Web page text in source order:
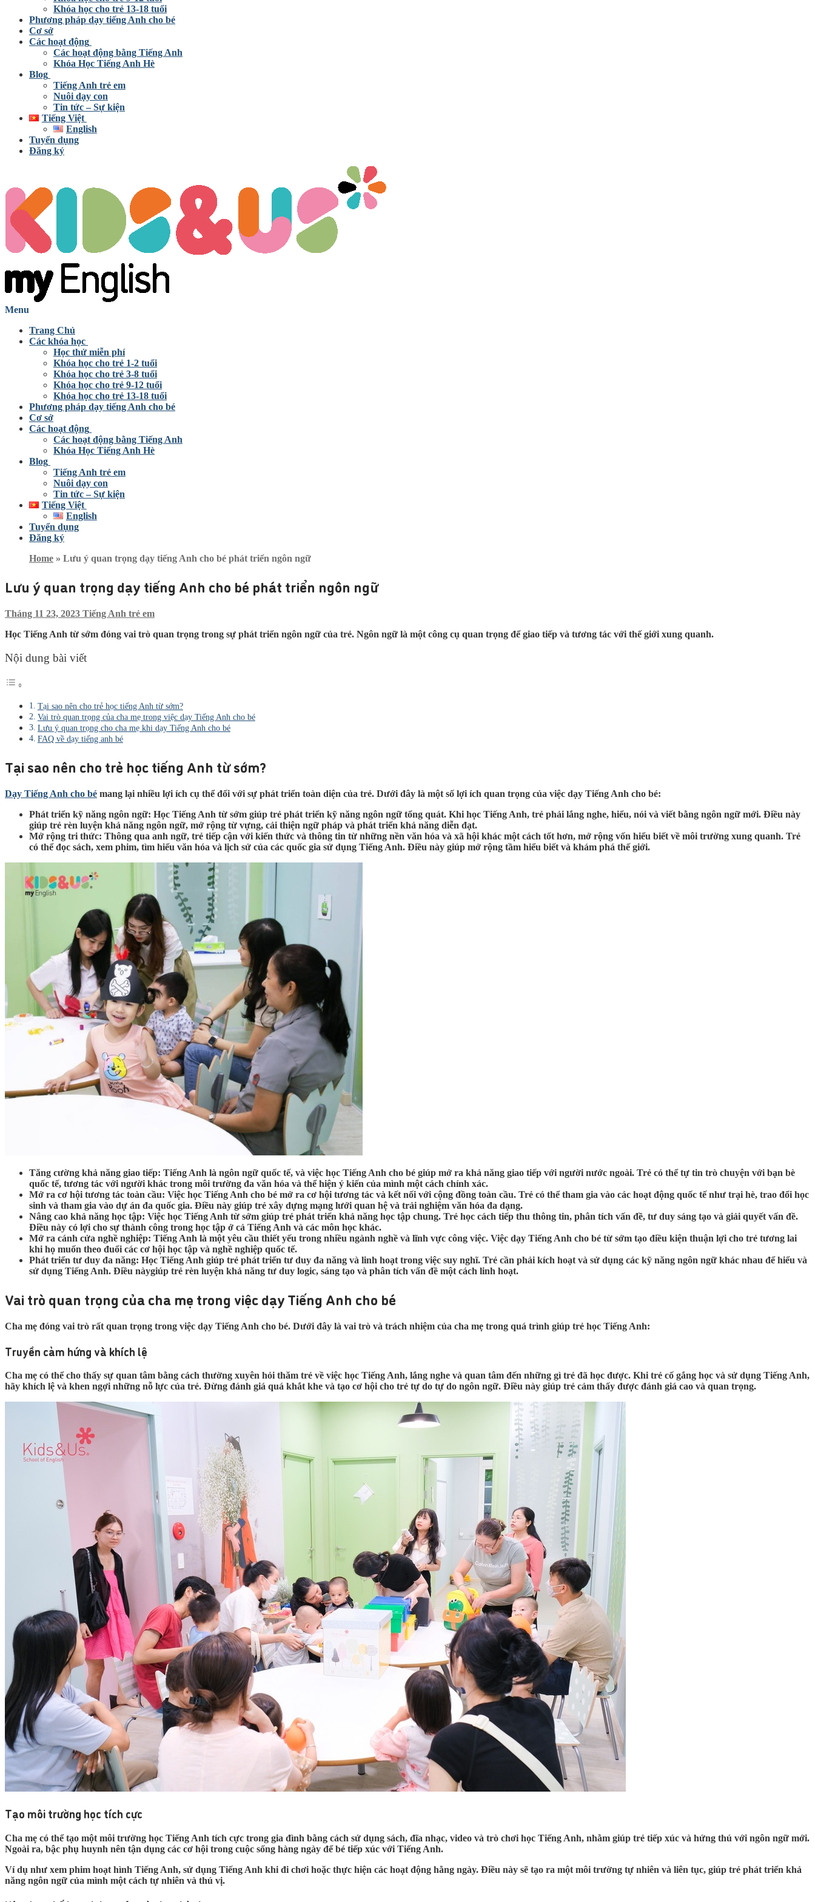
Khóa học cho trẻ 13-18 tuổi
Phương pháp dạy tiếng Anh cho bé
Cơ sở
Các hoạt động
Các hoạt động bằng Tiếng Anh
Khóa Học Tiếng Anh Hè
Blog
Tiếng Anh trẻ em
Nuôi dạy con
Tin tức – Sự kiện
Tiếng Việt
English
Tuyển dụng
Đăng ký
Menu
Trang Chủ
Các khóa học
Học thử miễn phí
Khóa học cho trẻ 1-2 tuổi
Khóa học cho trẻ 3-8 tuổi
Khóa học cho trẻ 9-12 tuổi
Khóa học cho trẻ 13-18 tuổi
Phương pháp dạy tiếng Anh cho bé
Cơ sở
Các hoạt động
Các hoạt động bằng Tiếng Anh
Khóa Học Tiếng Anh Hè
Blog
Tiếng Anh trẻ em
Nuôi dạy con
Tin tức – Sự kiện
Tiếng Việt
English
Tuyển dụng
Đăng ký
Home » Lưu ý quan trọng dạy tiếng Anh cho bé phát triển ngôn ngữ
Lưu ý quan trọng dạy tiếng Anh cho bé phát triển ngôn ngữ
Tháng 11 23, 2023 Tiếng Anh trẻ em
Học Tiếng Anh từ sớm đóng vai trò quan trọng trong sự phát triển ngôn ngữ của trẻ. Ngôn ngữ là một công cụ quan trọng để giao tiếp và tương tác với thế giới xung quanh.
Nội dung bài viết
Tại sao nên cho trẻ học tiếng Anh từ sớm?
Vai trò quan trọng của cha mẹ trong việc dạy Tiếng Anh cho bé
Lưu ý quan trọng cho cha mẹ khi dạy Tiếng Anh cho bé
FAQ về dạy tiếng anh bé
Tại sao nên cho trẻ học tiếng Anh từ sớm?
Dạy Tiếng Anh cho bé mang lại nhiều lợi ích cụ thể đối với sự phát triển toàn diện của trẻ. Dưới đây là một số lợi ích quan trọng của việc dạy Tiếng Anh cho bé:
Phát triển kỹ năng ngôn ngữ: Học Tiếng Anh từ sớm giúp trẻ phát triển kỹ năng ngôn ngữ tổng quát. Khi học Tiếng Anh, trẻ phải lắng nghe, hiểu, nói và viết bằng ngôn ngữ mới. Điều này
giúp trẻ rèn luyện khả năng ngôn ngữ, mở rộng từ vựng, cải thiện ngữ pháp và phát triển khả năng diễn đạt.
Mở rộng tri thức: Thông qua anh ngữ, trẻ tiếp cận với kiến thức và thông tin từ những nền văn hóa và xã hội khác một cách tốt hơn, mở rộng vốn hiểu biết về môi trường xung quanh. Trẻ
có thể đọc sách, xem phim, tìm hiểu văn hóa và lịch sử của các quốc gia sử dụng Tiếng Anh. Điều này giúp mở rộng tầm hiểu biết và khám phá thế giới.
Tăng cường khả năng giao tiếp: Tiếng Anh là ngôn ngữ quốc tế, và việc học Tiếng Anh cho bé giúp mở ra khả năng giao tiếp với người nước ngoài. Trẻ có thể tự tin trò chuyện với bạn bè
quốc tế, tương tác với người khác trong môi trường đa văn hóa và thể hiện ý kiến của mình một cách chính xác.
Mở ra cơ hội tương tác toàn cầu: Việc học Tiếng Anh cho bé mở ra cơ hội tương tác và kết nối với cộng đồng toàn cầu. Trẻ có thể tham gia vào các hoạt động quốc tế như trại hè, trao đổi học
sinh và tham gia vào dự án đa quốc gia. Điều này giúp trẻ xây dựng mạng lưới quan hệ và trải nghiệm văn hóa đa dạng.
Nâng cao khả năng học tập: Việc học Tiếng Anh từ sớm giúp trẻ phát triển khả năng học tập chung. Trẻ học cách tiếp thu thông tin, phân tích vấn đề, tư duy sáng tạo và giải quyết vấn đề.
Điều này có lợi cho sự thành công trong học tập ở cả Tiếng Anh và các môn học khác.
Mở ra cánh cửa nghề nghiệp: Tiếng Anh là một yêu cầu thiết yếu trong nhiều ngành nghề và lĩnh vực công việc. Việc dạy Tiếng Anh cho bé từ sớm tạo điều kiện thuận lợi cho trẻ tương lai
khi họ muốn theo đuổi các cơ hội học tập và nghề nghiệp quốc tế.
Phát triển tư duy đa năng: Học Tiếng Anh giúp trẻ phát triển tư duy đa năng và linh hoạt trong việc suy nghĩ. Trẻ cần phải kích hoạt và sử dụng các kỹ năng ngôn ngữ khác nhau để hiểu và
sử dụng Tiếng Anh. Điều nàygiúp trẻ rèn luyện khả năng tư duy logic, sáng tạo và phân tích vấn đề một cách linh hoạt.
Vai trò quan trọng của cha mẹ trong việc dạy Tiếng Anh cho bé
Cha mẹ đóng vai trò rất quan trọng trong việc dạy Tiếng Anh cho bé. Dưới đây là vai trò và trách nhiệm của cha mẹ trong quá trình giúp trẻ học Tiếng Anh:
Truyền cảm hứng và khích lệ
Cha mẹ có thể cho thấy sự quan tâm bằng cách thường xuyên hỏi thăm trẻ về việc học Tiếng Anh, lắng nghe và quan tâm đến những gì trẻ đã học được. Khi trẻ cố gắng học và sử dụng Tiếng Anh,
hãy khích lệ và khen ngợi những nỗ lực của trẻ. Đừng đánh giá quá khắt khe và tạo cơ hội cho trẻ tự do tự do ngôn ngữ. Điều này giúp trẻ cảm thấy được đánh giá cao và quan trọng.
Tạo môi trường học tích cực
Cha mẹ có thể tạo một môi trường học Tiếng Anh tích cực trong gia đình bằng cách sử dụng sách, đĩa nhạc, video và trò chơi học Tiếng Anh, nhằm giúp trẻ tiếp xúc và hứng thú với ngôn ngữ mới.
Ngoài ra, bậc phụ huynh nên tận dụng các cơ hội trong cuộc sống hàng ngày để bé tiếp xúc với Tiếng Anh.
Ví dụ như xem phim hoạt hình Tiếng Anh, sử dụng Tiếng Anh khi đi chơi hoặc thực hiện các hoạt động hằng ngày. Điều này sẽ tạo ra một môi trường tự nhiên và liên tục, giúp trẻ phát triển khả
năng ngôn ngữ của mình một cách tự nhiên và thú vị.